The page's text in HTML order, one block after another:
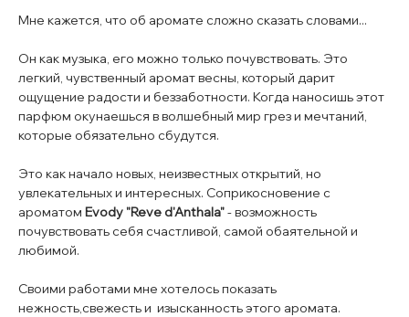
Мне кажется, что об аромате сложно сказать словами...
Он как музыка, его можно только почувствовать. Это
легкий, чувственный аромат весны, который дарит
ощущение радости и беззаботности. Когда наносишь этот
парфюм окунаешься в волшебный мир грез и мечтаний,
которые обязательно сбудутся.
Это как начало новых, неизвестных открытий, но
увлекательных и интересных. Соприкосновение с
ароматом Evody "Reve d'Anthala"- возможность
почувствовать себя счастливой, самой обаятельной и
любимой.
Своими работами мне хотелось показать
нежность,свежесть и изысканность этого аромата.